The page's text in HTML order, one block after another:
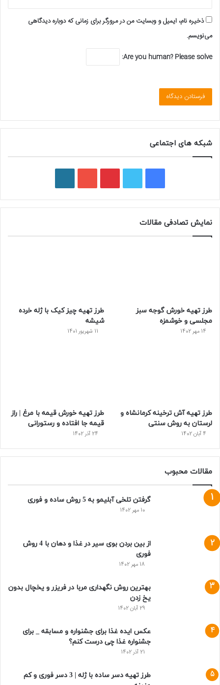
ذخیره نام، ایمیل و وبسایت من در مرورگر برای زمانی که دوباره دیدگاهی
می‌نویسم.
Are you human? Please solve:
شبکه های اجتماعی
ی
س
ب
و
ی
ی
ت
ت
و
ی
ر
پ
نمایش تصادفی مقالات
طرز تهیه خورش گوجه‌ سبز
مجلسی و خوشمزه
14 مهر 1402
طرز تهیه چیز کیک با ژله خرده
شیشه
11 شهریور 1401
طرز تهیه آش ترخینه کرمانشاه و
لرستان به روش سنتی
4 آبان 1402
طرز تهیه خورش قیمه با مرغ | راز
قیمه جا افتاده و رستورانی
24 آذر 1402
مقالات محبوب
گرفتن تلخی آبلیمو به 5 روش ساده و فوری
10 مهر 1402
از بین بردن بوی سیر در غذا و دهان با 4 روش
فوری
18 مهر 1402
بهترین روش نگهداری مربا در فریزر و یخچال بدون
یخ زدن
29 آبان 1402
عکس ایده غذا برای جشنواره و مسابقه _ برای
جشنواره غذا چی درست کنم؟
21 آذر 1402
طرز تهیه دسر ساده با ژله | 3 دسر فوری و کم